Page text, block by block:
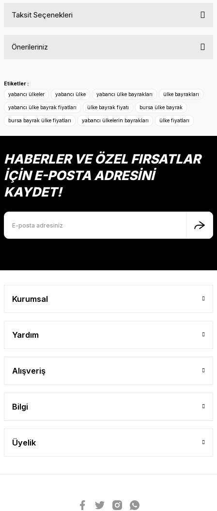
Taksit Seçenekleri
Önerileriniz
konularda yetersiz gördüğünüz noktaları öneri formunu
Görüş ve önerileriniz için teşekkür ederiz.
Ürün resmi kalitesiz, bozuk veya görüntülenemiyor.
Ürün açıklamasında eksik bilgiler bulunuyor.
Ürün bilgilerinde hatalar bulunuyor.
Ürün fiyatı diğer sitelerden daha pahalı.
Bu ürüne benzer farklı alternatifler olmalı.
Etiketler :
yabancı ülkeler
yabancı ülke yabancı ülke bayrakları ülke bayrakları
yabancı ülke bayrak fiyatları ülke bayrak fiyatı bursa ülke bayrak
bursa bayrak ülke fiyatları yabancı ülkelerin bayrakları ülke fiyatları
HABERLER VE ÖZEL FIRSATLAR
İÇİN E-POSTA ADRESİNİ
KAYDET!
Kurumsal
Yardım
Alışveriş
Bilgi
Üyelik